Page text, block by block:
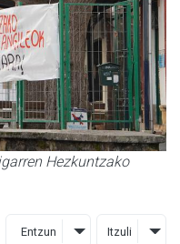
Hezkuntzako
Entzun Itzuli